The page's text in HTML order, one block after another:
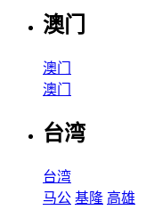
澳门
澳门
澳门
台湾
台湾
马公 基隆 高雄